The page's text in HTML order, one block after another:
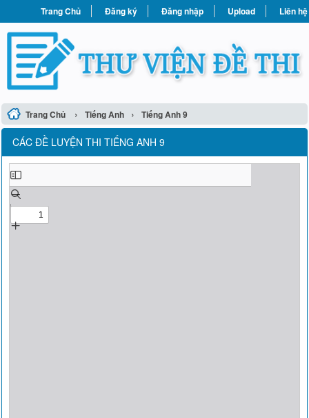
Trang Chủ Đăng ký Đăng nhập Upload Liên hệ
Trang Chủ › Tiếng Anh › Tiếng Anh 9
CÁC ĐỀ LUYỆN THI TIẾNG ANH 9